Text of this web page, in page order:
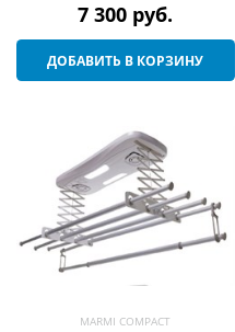
7 300 руб.
ДОБАВИТЬ В КОРЗИНУ
MARMI COMPACT